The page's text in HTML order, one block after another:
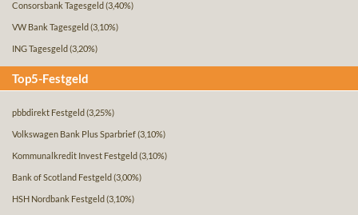
Consorsbank Tagesgeld (3,40%)
VW Bank Tagesgeld (3,10%)
ING Tagesgeld (3,20%)
Top5-Festgeld
pbbdirekt Festgeld (3,25%)
Volkswagen Bank Plus Sparbrief(3,10%)
Kommunalkredit Invest Festgeld (3,10%)
Bank of Scotland Festgeld (3,00%)
HSH Nordbank Festgeld (3,10%)